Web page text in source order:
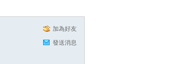
加為好友
發送消息